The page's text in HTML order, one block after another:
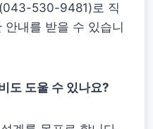
530-9481)로 직
내를 받을 수 있습니
도 도울 수 있나요?